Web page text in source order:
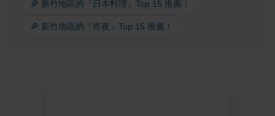
🔎 新竹地區的『日本料理』Top 15 推薦！
🔎 新竹地區的『宵夜』Top 15 推薦！